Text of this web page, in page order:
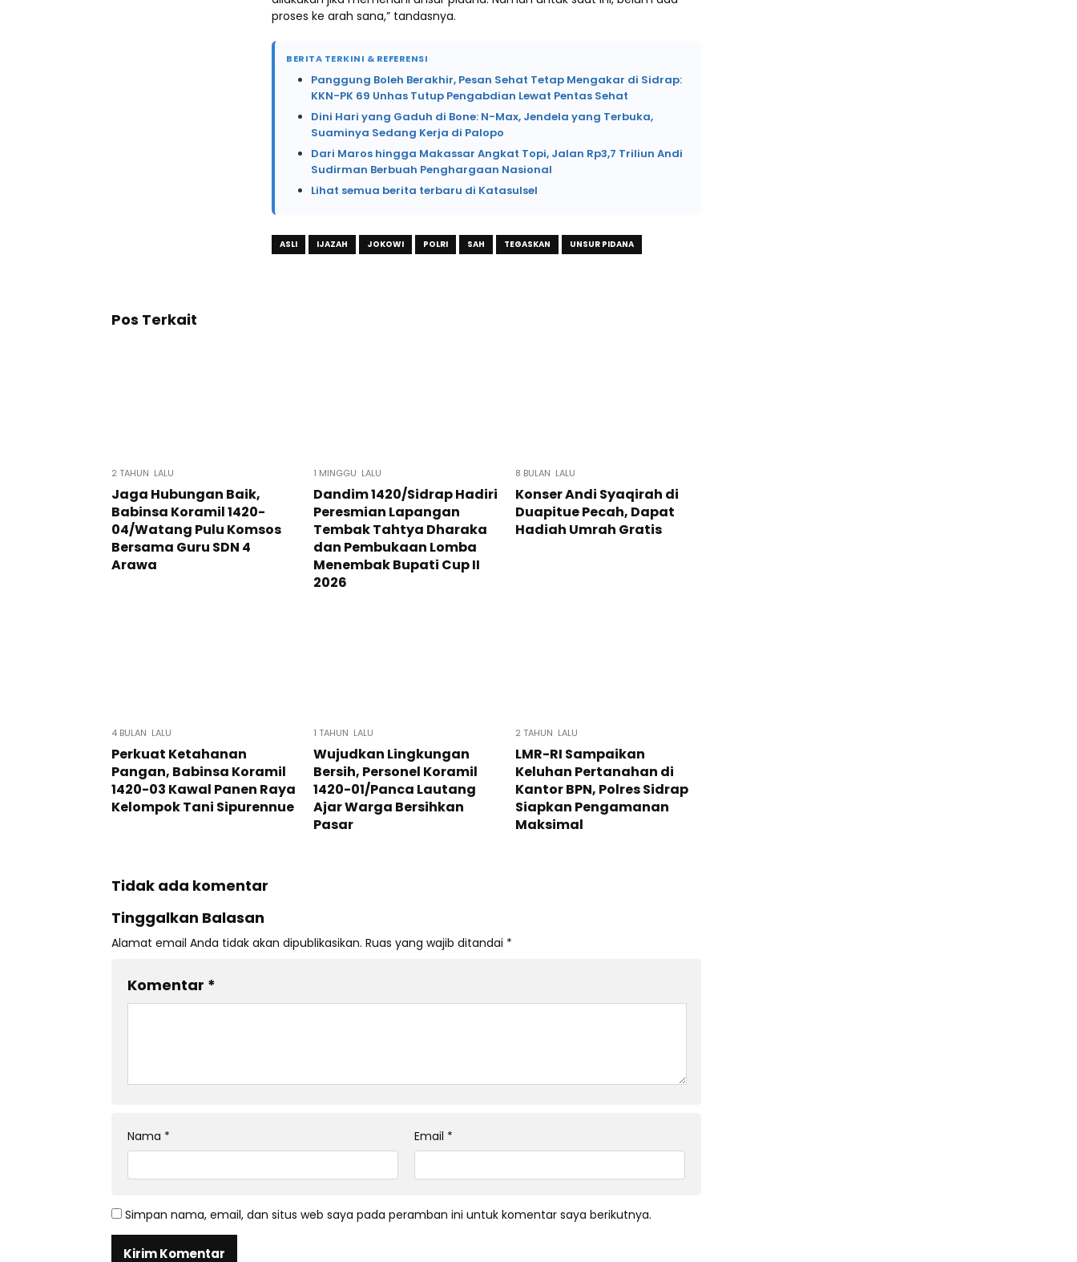
proses ke arah sana,” tandasnya.
BERITA TERKINI & REFERENSI
Panggung Boleh Berakhir, Pesan Sehat Tetap Mengakar di Sidrap:
KKN-PK 69 Unhas Tutup Pengabdian Lewat Pentas Sehat
Dini Hari yang Gaduh di Bone: N-Max, Jendela yang Terbuka,
Suaminya Sedang Kerja di Palopo
Dari Maros hingga Makassar Angkat Topi, Jalan Rp3,7 Triliun Andi
Sudirman Berbuah Penghargaan Nasional
Lihat semua berita terbaru di Katasulsel
ASLI IJAZAH JOKOWI POLRI SAH TEGASKAN UNSUR PIDANA
Pos Terkait
2 TAHUN LALU
Jaga Hubungan Baik,
Babinsa Koramil 1420-
04/Watang Pulu Komsos
Bersama Guru SDN 4
Arawa
1 MINGGU LALU
Dandim 1420/Sidrap Hadiri
Peresmian Lapangan
Tembak Tahtya Dharaka
dan Pembukaan Lomba
Menembak Bupati Cup II
2026
8 BULAN LALU
Konser Andi Syaqirah di
Duapitue Pecah, Dapat
Hadiah Umrah Gratis
4 BULAN LALU
Perkuat Ketahanan
Pangan, Babinsa Koramil
1420-03 Kawal Panen Raya
Kelompok Tani Sipurennue
1 TAHUN LALU
Wujudkan Lingkungan
Bersih, Personel Koramil
1420-01/Panca Lautang
Ajar Warga Bersihkan
Pasar
2 TAHUN LALU
LMR-RI Sampaikan
Keluhan Pertanahan di
Kantor BPN, Polres Sidrap
Siapkan Pengamanan
Maksimal
Tidak ada komentar
Tinggalkan Balasan
Alamat email Anda tidak akan dipublikasikan. Ruas yang wajib ditandai *
Komentar *
Nama * Email *
Simpan nama, email, dan situs web saya pada peramban ini untuk komentar saya berikutnya.